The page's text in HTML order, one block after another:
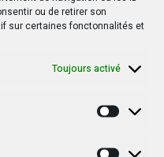
ou de retirer son
sur certaines fonctonnalités et
Toujours activé